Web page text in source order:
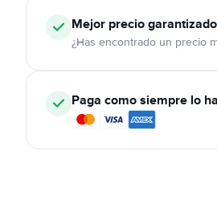
Mejor precio garantizado
¿Has encontrado un precio
Paga como siempre lo